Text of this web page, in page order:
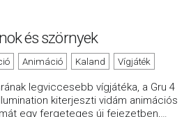
és szörnyek
Animáció Kaland Vígjáték
legviccesebb vígjátéka, a Gru 4
kiterjeszti vidám animációs
egy fergeteges új fejezetben,…